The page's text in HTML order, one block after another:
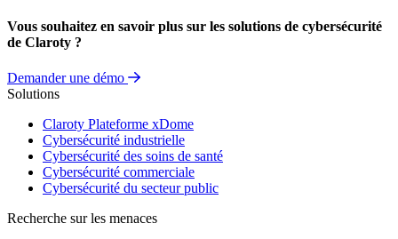
Vous souhaitez en savoir plus sur les solutions de cybersécurité
de Claroty ?
Demander une démo
Solutions
Claroty Plateforme xDome
Cybersécurité industrielle
Cybersécurité des soins de santé
Cybersécurité commerciale
Cybersécurité du secteur public
Recherche sur les menaces